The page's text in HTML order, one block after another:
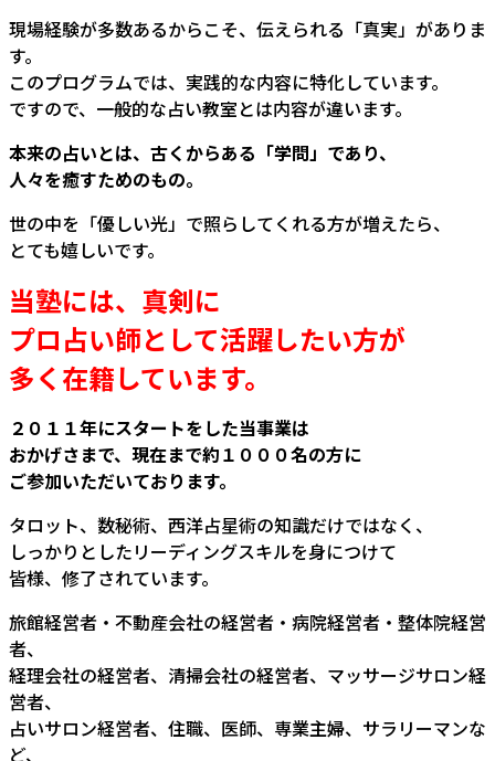
現場経験が多数あるからこそ、伝えられる「真実」がありま
す。
このプログラムでは、実践的な内容に特化しています。
ですので、一般的な占い教室とは内容が違います。
本来の占いとは、古くからある「学問」であり、
人々を癒すためのもの。
世の中を「優しい光」で照らしてくれる方が増えたら、
とても嬉しいです。
当塾には、真剣に
プロ占い師として活躍したい方が
多く在籍しています。
２０１１年にスタートをした当事業は
おかげさまで、現在まで約１０００名の方に
ご参加いただいております。
タロット、数秘術、西洋占星術の知識だけではなく、
しっかりとしたリーディングスキルを身につけて
皆様、修了されています。
旅館経営者・不動産会社の経営者・病院経営者・整体院経営
者、
経理会社の経営者、清掃会社の経営者、マッサージサロン経
営者、
占いサロン経営者、住職、医師、専業主婦、サラリーマンな
ど、